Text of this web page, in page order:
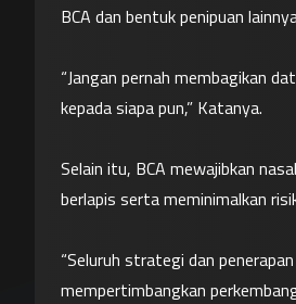
BCA dan bentuk penipuan
“Jangan pernah membagikan
kepada siapa pun,” Katanya.
Selain itu, BCA mewajibkan
berlapis serta meminimalkan
“Seluruh strategi dan
mempertimbangkan